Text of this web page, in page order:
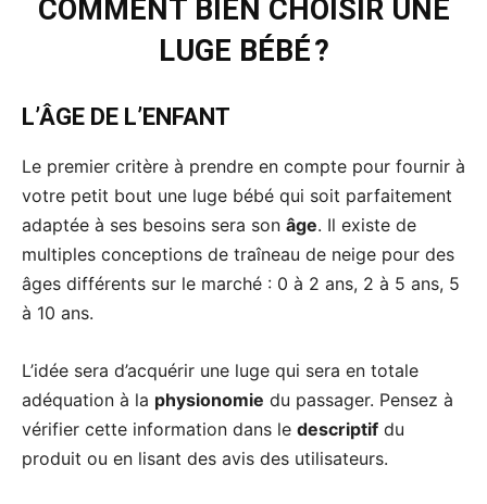
COMMENT BIEN CHOISIR UNE
LUGE BÉBÉ ?
L’ÂGE DE L’ENFANT
Le premier critère à prendre en compte pour fournir à
votre petit bout une luge bébé qui soit parfaitement
adaptée à ses besoins sera son âge. Il existe de
multiples conceptions de traîneau de neige pour des
âges différents sur le marché : 0 à 2 ans, 2 à 5 ans, 5
à 10 ans.
L’idée sera d’acquérir une luge qui sera en totale
adéquation à la physionomie du passager. Pensez à
vérifier cette information dans le descriptif du
produit ou en lisant des avis des utilisateurs.